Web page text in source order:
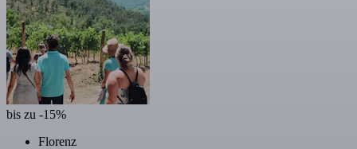
bis zu -15%
Florenz